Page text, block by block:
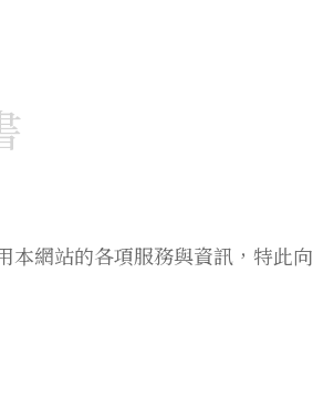
本網站的各項服務與資訊，特此向